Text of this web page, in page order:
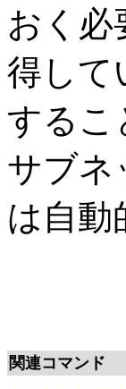
おく必
得して
するこ
サブネ
は自動
関連コマンド